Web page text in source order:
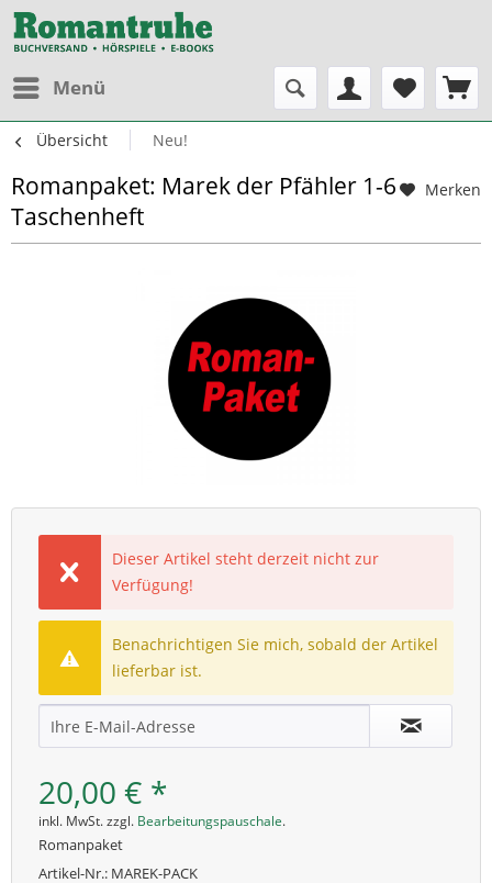
Menü
Übersicht Neu!
Merken
Romanpaket: Marek der Pfähler 1-6
Taschenheft
Dieser Artikel steht derzeit nicht zur
Verfügung!
Benachrichtigen Sie mich, sobald der Artikel
lieferbar ist.
20,00 € *
inkl. MwSt. zzgl. Bearbeitungspauschale.
Romanpaket
Artikel-Nr.: MAREK-PACK